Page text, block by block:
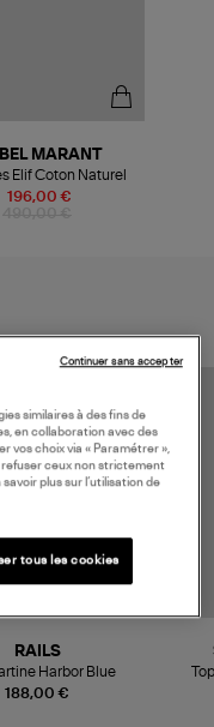
196,00 €
MARANT
Elif Coton Naturel
188,00 €
RAILS
Harbor Blue
similaires à des fins de
en collaboration avec des
vos choix via « Paramétrer »,
refuser ceux non strictement
plus sur l’utilisation de
tous les cookies
Continuer sans accepter